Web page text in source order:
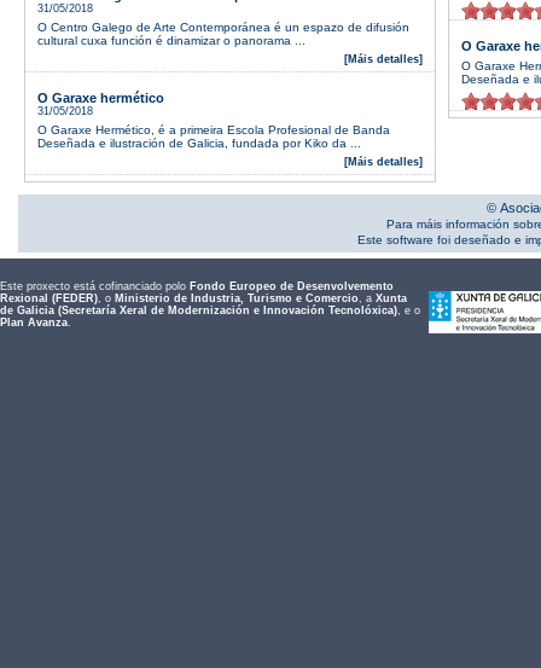
31/05/2018
O Centro Galego de Arte Contemporánea é un espazo de difusión
cultural cuxa función é dinamizar o panorama ...
[Máis detalles]
O Garaxe hermético
31/05/2018
O Garaxe Hermético, é a primeira Escola Profesional de Banda
Deseñada e ilustración de Galicia, fundada por Kiko da ...
[Máis detalles]
O Garaxe
O Garaxe
Deseñada e
©
Para máis información
Este software foi deseñado e
Este proxecto está cofinanciado polo Fondo Europeo de Desenvolvemento
Rexional (FEDER), o Ministerio de Industria, Turismo e Comercio, a Xunta
de Galicia (Secretaría Xeral de Modernización e Innovación Tecnolóxica), e o
Plan Avanza.